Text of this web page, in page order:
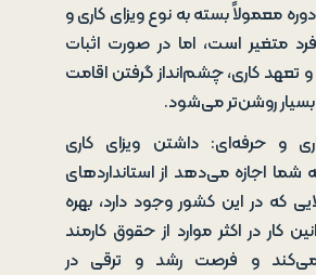
معمولاً بسته به نوع ویزای کاری و
متغیر است، اما در صورت اثبات
تعهد کاری، چشم‌انداز گرفتن اقامت
روشن‌تر می‌شود.
و حرفه‌ای: داشتن ویزای کاری
شما اجازه می‌دهد از استانداردهای
که در این کشور وجود دارد، بهره
کار در اکثر موارد از حقوق کارمند
و فرصت رشد و ترقی در